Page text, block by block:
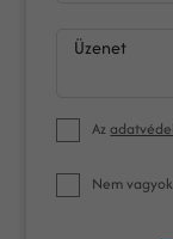
Üzenet
Az
Nem